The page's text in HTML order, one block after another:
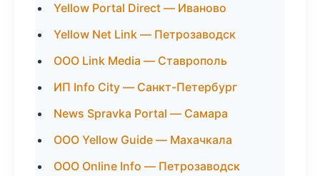
Yellow Portal Direct — Иваново
Yellow Net Link — Петрозаводск
ООО Link Media — Ставрополь
ИП Info City — Санкт-Петербург
News Spravka Portal — Самара
ООО Yellow Guide — Махачкала
ООО Online Info — Петрозаводск